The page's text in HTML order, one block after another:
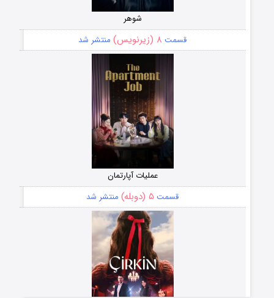
شوهر
قسمت ۸ (زیرنویس) منتشر شد
عملیات آپارتمان
قسمت ۵ (دوبله) منتشر شد